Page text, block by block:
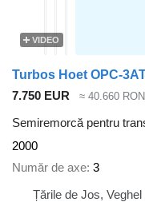
VIDEO
Turbos Hoet OPC-
7.750 EUR
≈ 40.660 RON
Semiremorcă pentru
2000
Număr de axe 3
Țările de Jos, Veghel